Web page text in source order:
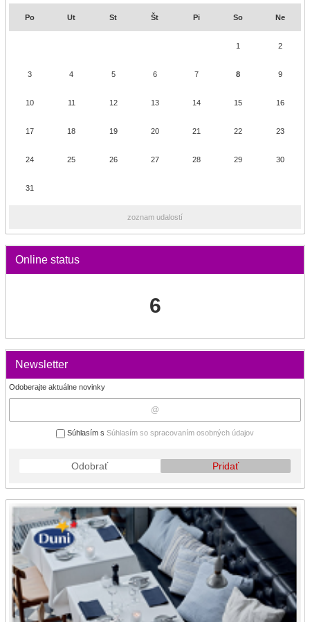
Po Ut St Št Pi So Ne
1 2
3 4 5 6 7 8 9
10 11 12 13 14 15 16
17 18 19 20 21 22 23
24 25 26 27 28 29 30
31
zoznam udalostí
Online status
6
Newsletter
Odoberajte aktuálne novinky
Súhlasím s Súhlasím so spracovaním osobných údajov
Odobrať Pridať